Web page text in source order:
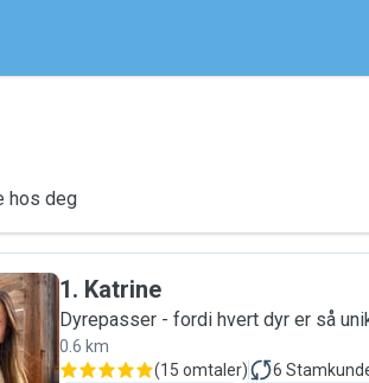
hos deg
1. Katrine
Dyrepasser - fordi hvert dyr er så
0.6 km
(15 omtaler) 6